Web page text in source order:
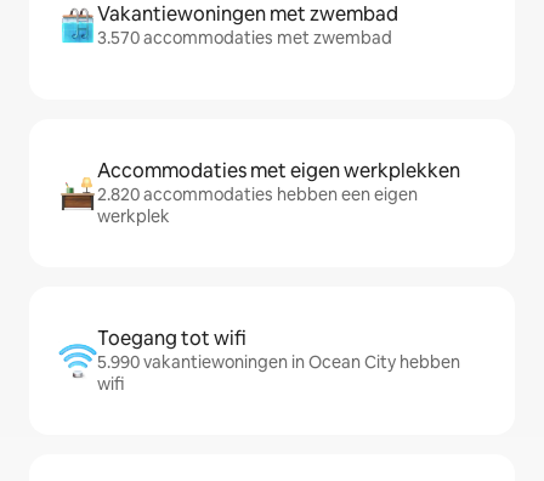
Vakantiewoningen met zwembad
3.570 accommodaties met zwembad
Accommodaties met eigen werkplekken
2.820 accommodaties hebben een eigen
werkplek
Toegang tot wifi
5.990 vakantiewoningen in Ocean City hebben
wifi